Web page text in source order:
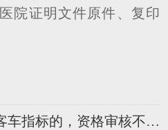
院证明文件原件、复印
申请个人新能源小客车指标的，资格审核不通过或切换指标类型为普通指标后，再次申请个人新能源指标，轮候时间如何计算？